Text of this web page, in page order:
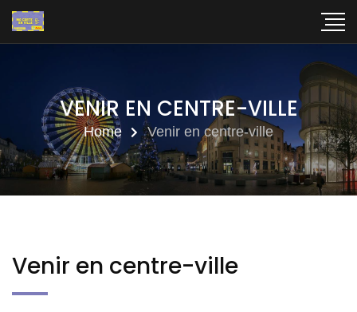
VENIR EN CENTRE-VILLE
Home Venir en centre-ville
Venir en centre-ville